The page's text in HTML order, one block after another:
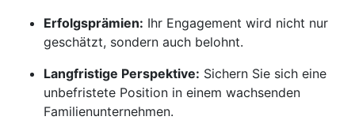
Erfolgsprämien: Ihr Engagement wird nicht nur
geschätzt, sondern auch belohnt.
Langfristige Perspektive: Sichern Sie sich eine
unbefristete Position in einem wachsenden
Familienunternehmen.